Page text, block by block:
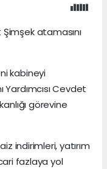
atamasını
kabineyi
Cevdet
görevine
indirimleri, yatırım
fazlaya yol